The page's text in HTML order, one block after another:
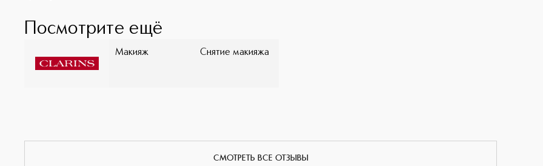
Посмотрите ещё
Макияж Снятие макияжа
СМОТРЕТЬ ВСЕ ОТЗЫВЫ